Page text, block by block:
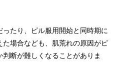
たり、ピル服用開始と同時期に
場合なども、肌荒れの原因がピ
断が難しくなることがありま